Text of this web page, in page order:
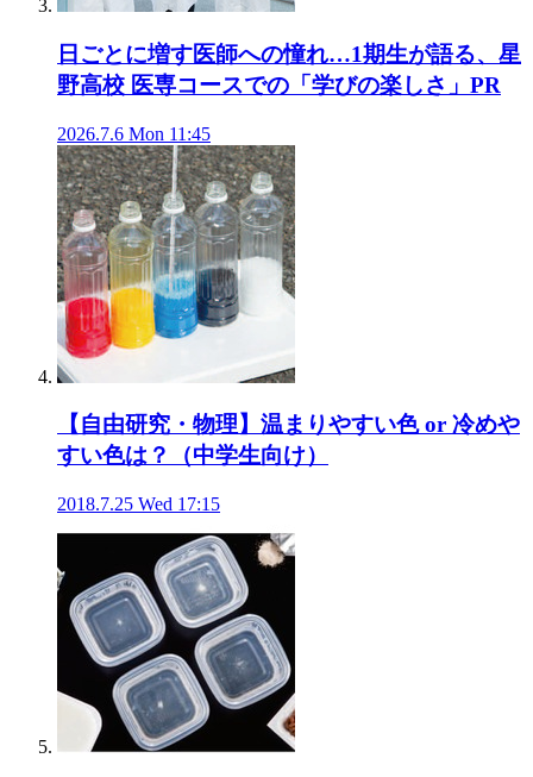
日ごとに増す医師への憧れ…1期生が語る、星
野高校 医専コースでの「学びの楽しさ」 PR
2026.7.6 Mon 11:45
【自由研究・物理】温まりやすい色 or 冷めや
すい色は？（中学生向け）
2018.7.25 Wed 17:15